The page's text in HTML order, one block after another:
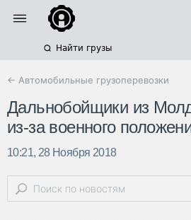
Найти грузы
← Автомобильные грузоперевозки
Дальнобойщики из
из-за военного
10:21, 28 Ноября 2018